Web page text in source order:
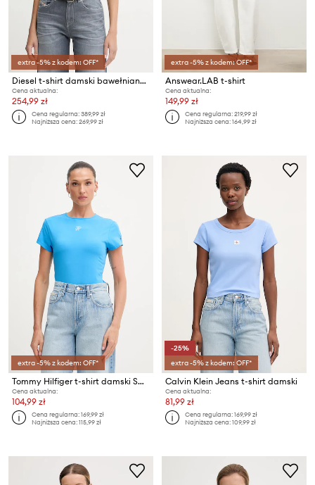
extra -5% z kodem: OFF*
Diesel t-shirt damski bawełniany T-REG-S1
Cena aktualna:
254,99 zł
Cena regularna:389,99 zł
Najniższa cena:269,99 zł
extra -5% z kodem: OFF*
Answear.LAB t-shirt
Cena aktualna:
149,99 zł
Cena regularna:219,99 zł
Najniższa cena:164,99 zł
extra -5% z kodem: OFF*
Tommy Hilfiger t-shirt damski SUMMER
Cena aktualna:
104,99 zł
Cena regularna:169,99 zł
Najniższa cena:115,99 zł
-25%
extra -5% z kodem: OFF*
Calvin Klein Jeans t-shirt damski
Cena aktualna:
81,99 zł
Cena regularna:169,99 zł
Najniższa cena:109,99 zł